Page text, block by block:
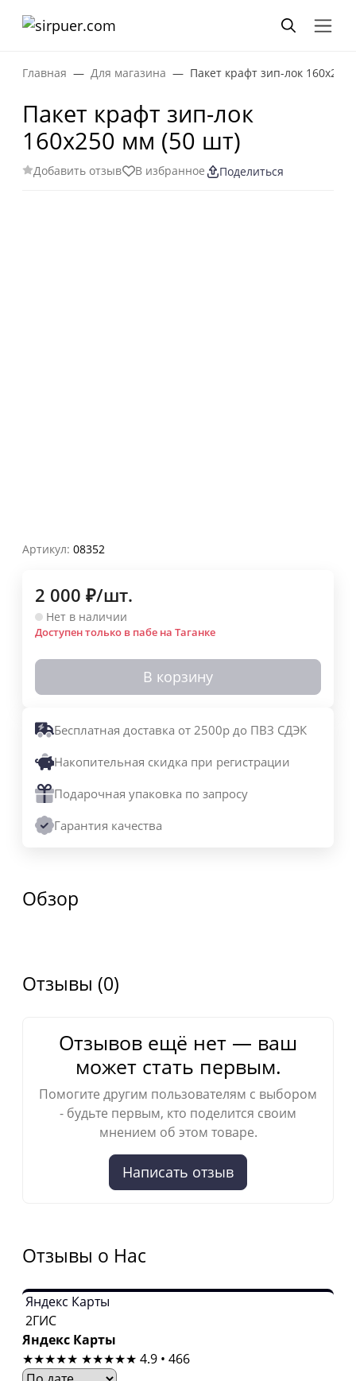
Главная Для магазина Пакет крафт зип-лок
Пакет крафт зип-лок
160х250 мм (50 шт)
Добавить отзыв В избранное Поделиться
Артикул: 08352
2 000 ₽/шт.
Нет в наличии
Доступен только в пабе на Таганке
В корзину
Бесплатная доставка от 2500р до ПВЗ СДЭК
Накопительная скидка при регистрации
Подарочная упаковка по запросу
Гарантия качества
Обзор
Отзывы (0)
Отзывов ещё нет — ваш
может стать первым.
Помогите другим пользователям с выбором
- будьте первым, кто поделится своим
мнением об этом товаре.
Написать отзыв
Отзывы о Нас
Яндекс Карты
2ГИС
Яндекс Карты
★★★★★ ★★★★★ 4.9 • 466